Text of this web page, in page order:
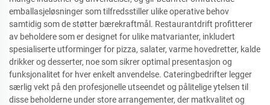
emballasjeløsninger som tilfredsstiller ulike operative behov
samtidig som de støtter bærekraftmål. Restaurantdrift profitterer
av beholdere som er designet for ulike matvarianter, inkludert
spesialiserte utforminger for pizza, salater, varme hovedretter, kalde
drikker og desserter, noe som sikrer optimal presentasjon og
funksjonalitet for hver enkelt anvendelse. Cateringbedrifter legger
særlig vekt på den profesjonelle utseendet og pålitelige ytelsen til
disse beholderne under store arrangementer, der matkvalitet og